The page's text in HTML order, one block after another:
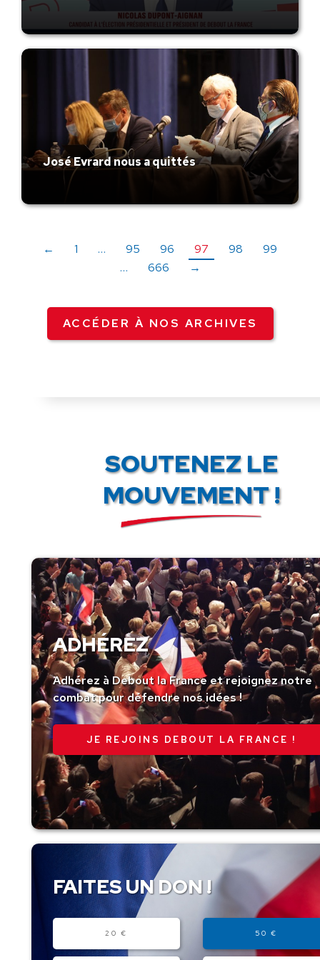
José Evrard nous a quittés
← 1 … 95 96 97 98
99
…
666 →
ACCÉDER À NOS ARCHIVES
SOUTENEZ LE
MOUVEMENT !
ADHÉREZ
Adhérez à Debout la France et rejoignez notre
combat pour défendre nos idées !
JE REJOINS DEBOUT LA FRANCE !
FAITES UN DON !
20 € 50 €